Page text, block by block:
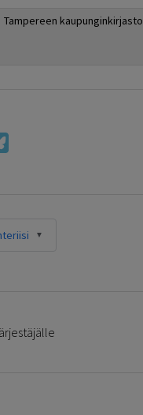
Tampereen kaupunginkirjasto